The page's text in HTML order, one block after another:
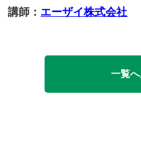
講師： エーザイ株式会社
一覧